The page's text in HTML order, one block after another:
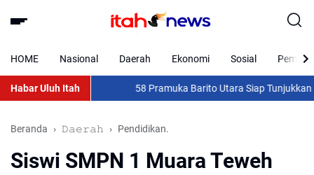
HOME Nasional Daerah Ekonomi Sosial
Habar Uluh Itah 58 Pramuka Barito Utara Siap Tunjukkan
Beranda 𝙳𝚊𝚎𝚛𝚊𝚑 Pendidikan.
Siswi SMPN 1 Muara Teweh